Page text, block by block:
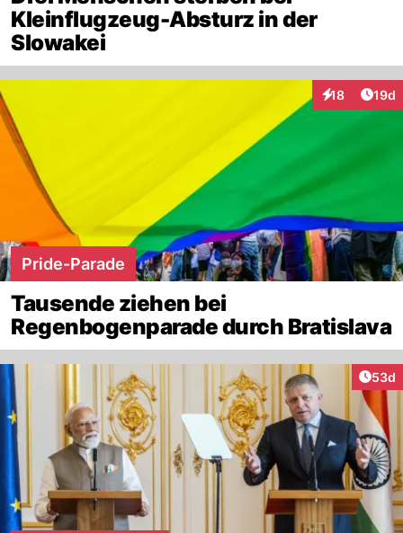
Kleinflugzeug-Absturz in der
Slowakei
18
Interaktionen
19d
Pride-Parade
Tausende ziehen bei
Regenbogenparade durch Bratislava
53d